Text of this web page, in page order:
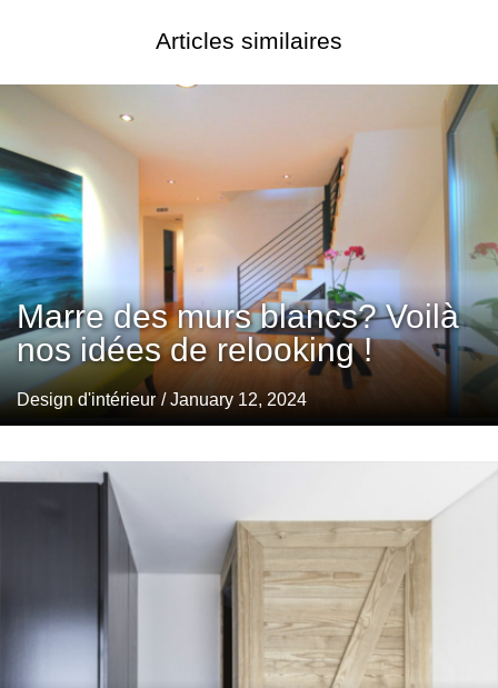
Articles similaires
Marre des murs blancs? Voilà
nos idées de relooking !
Design d'intérieur / January 12, 2024